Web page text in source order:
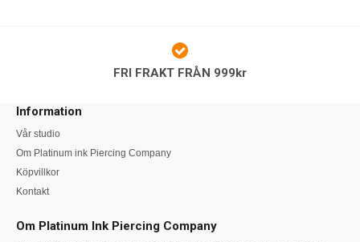
FRI FRAKT FRÅN 999kr
Information
Vår studio
Om Platinum ink Piercing Company
Köpvillkor
Kontakt
Om Platinum Ink Piercing Company